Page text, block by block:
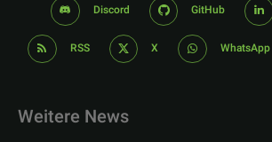
Discord GitHub
RSS X WhatsApp
Weitere News